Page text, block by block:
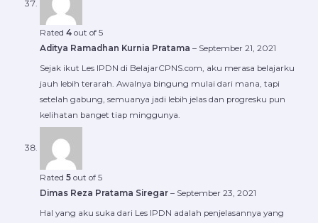
Rated 4out of 5
Aditya Ramadhan Kurnia Pratama – September 21, 2021
Sejak ikut Les IPDN di BelajarCPNS.com, aku merasa belajarku
jauh lebih terarah. Awalnya bingung mulai dari mana, tapi
setelah gabung, semuanya jadi lebih jelas dan progresku pun
kelihatan banget tiap minggunya.
Rated 5out of 5
Dimas Reza Pratama Siregar – September 23, 2021
Hal yang aku suka dari Les IPDN adalah penjelasannya yang